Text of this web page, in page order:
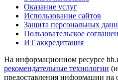
Оказание услуг
Использование сайтов
Защита персональных
Пользовательское
ИТ аккредитация
На информационном ресурсе
рекомендательные технологии
предоставления информации на